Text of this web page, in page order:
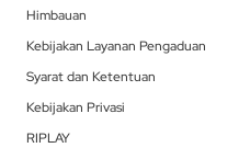
Himbauan
Kebijakan Layanan Pengaduan
Syarat dan Ketentuan
Kebijakan Privasi
RIPLAY